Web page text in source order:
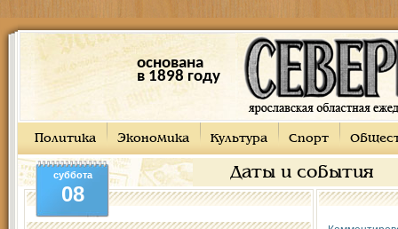
основана
в 1898 году
Политика Экономика Культура Спорт
Даты и события
суббота
08